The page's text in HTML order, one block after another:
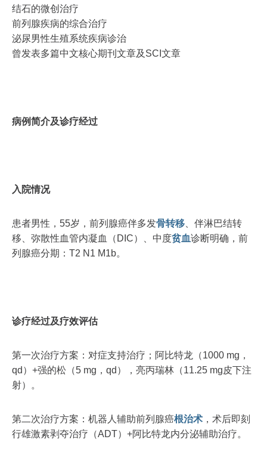
结石的微创治疗
前列腺疾病的综合治疗
泌尿男性生殖系统疾病诊治
曾发表多篇中文核心期刊文章及SCI文章
病例简介及诊疗经过
入院情况
患者男性，55岁，前列腺癌伴多发骨转移 、伴淋巴结转
移、弥散性血管内凝血（DIC）、中度贫血诊断明确，前
列腺癌分期：T2 N1 M1b。
诊疗经过及疗效评估
第一次治疗方案：对症支持治疗；阿比特龙（1000 mg，
qd）+强的松（5 mg，qd），亮丙瑞林（11.25 mg皮下注
射）。
第二次治疗方案：机器人辅助前列腺癌根治术 ，术后即刻
行雄激素剥夺治疗（ADT）+阿比特龙内分泌辅助治疗。